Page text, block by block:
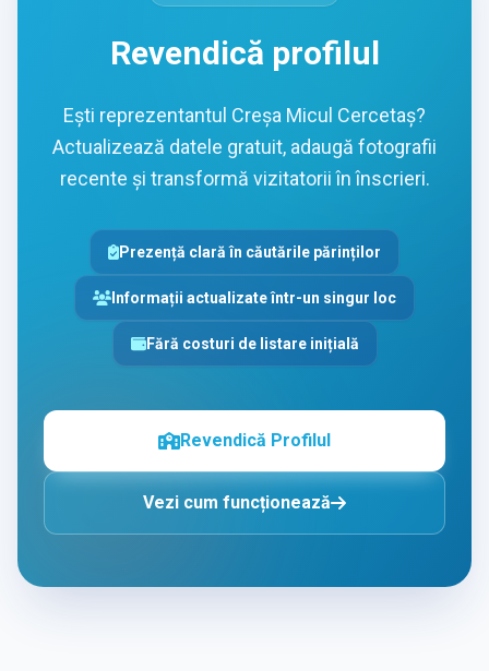
Revendică profilul
Ești reprezentantul Creşa Micul Cercetaş?
Actualizează datele gratuit, adaugă fotografii
recente și transformă vizitatorii în înscrieri.
Prezență clară în căutările părinților
Informații actualizate într-un singur loc
Fără costuri de listare inițială
Revendică Profilul
Vezi cum funcționează